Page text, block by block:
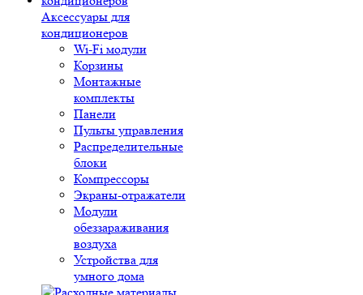
Аксессуары для
кондиционеров
Wi-Fi модули
Корзины
Монтажные
комплекты
Панели
Пульты управления
Распределительные
блоки
Компрессоры
Экраны-отражатели
Модули
обеззараживания
воздуха
Устройства для
умного дома